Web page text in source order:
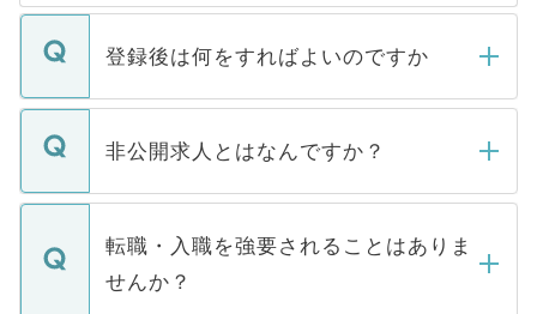
登録後は何をすればよいのですか
ご登録いただきましたら、弊社担当者がご
登録内容を確認し、その後メールもしくは
ます。通常、5営業日以内にはご連絡をせて
いただきますので、しばらくお待ちくださ
非公開求人とはなんですか？
マイナビDOCTORで取り扱っている求人の
うち約3割は、Webサイトからご覧いただ
けない「非公開求人」です。非公開求人は
下記の理由によって、一般には公開してい
転職・入職を強要されることはありま
せんか？